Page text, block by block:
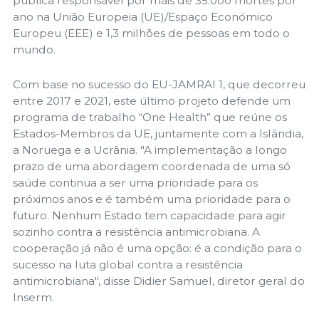
ano na União Europeia (UE)/Espaço Económico
Europeu (EEE) e 1,3 milhões de pessoas em todo o
mundo.
Com base no sucesso do EU-JAMRAI 1, que decorreu
entre 2017 e 2021, este último projeto defende um
programa de trabalho “One Health” que reúne os
Estados-Membros da UE, juntamente com a Islândia,
a Noruega e a Ucrânia. "A implementação a longo
prazo de uma abordagem coordenada de uma só
saúde continua a ser uma prioridade para os
próximos anos e é também uma prioridade para o
futuro. Nenhum Estado tem capacidade para agir
sozinho contra a resistência antimicrobiana. A
cooperação já não é uma opção: é a condição para o
sucesso na luta global contra a resistência
antimicrobiana", disse Didier Samuel, diretor geral do
Inserm.